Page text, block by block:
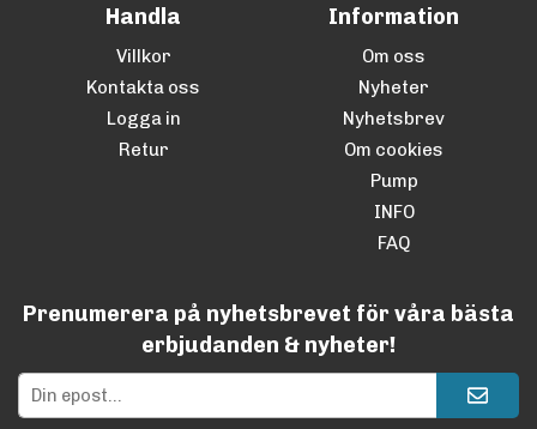
Handla
Villkor
Kontakta oss
Logga in
Retur
Information
Om oss
Nyheter
Nyhetsbrev
Om cookies
Pump
INFO
FAQ
Prenumerera på nyhetsbrevet för våra bästa
erbjudanden & nyheter!